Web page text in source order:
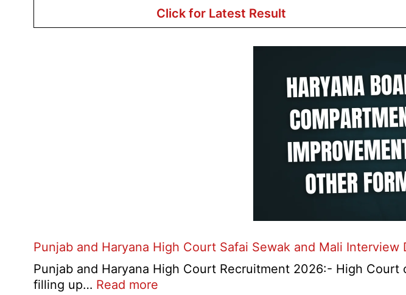
Click for Latest Result
Punjab and Haryana High Court Safai Sewak and Mali Interview
Punjab and Haryana High Court Recruitment 2026:- High
filling up… Read more